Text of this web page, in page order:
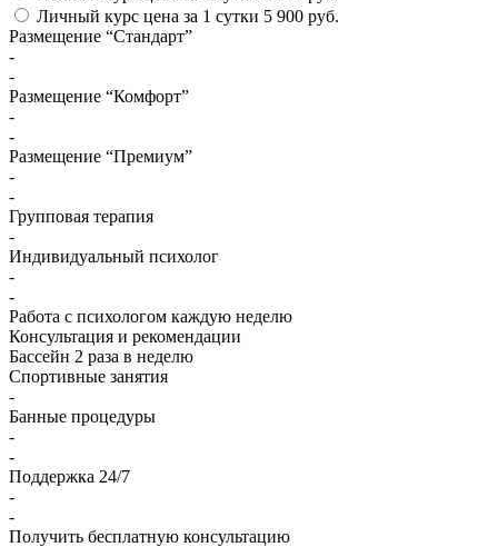
Личный курс цена за 1 сутки 5 900 руб.
Размещение “Стандарт”
-
-
Размещение “Комфорт”
-
-
Размещение “Премиум”
-
-
Групповая терапия
-
Индивидуальный психолог
-
-
Работа с психологом каждую неделю
Консультация и рекомендации
Бассейн 2 раза в неделю
Спортивные занятия
-
Банные процедуры
-
-
Поддержка 24/7
-
-
Получить бесплатную консультацию